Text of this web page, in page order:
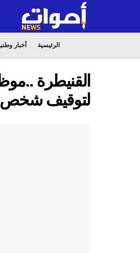
الرئيسية أخبار
القنيطرة
لتوقيف شخص